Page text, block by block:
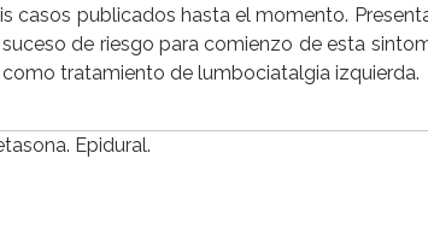
casos publicados hasta el momento.
de riesgo para comienzo de esta
tratamiento de lumbociatalgia izquierda.
Epidural.